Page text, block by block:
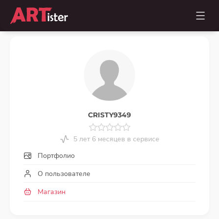
CRISTY9349
5 лет 6 месяцев в сервисе
Портфолио
О пользователе
Магазин